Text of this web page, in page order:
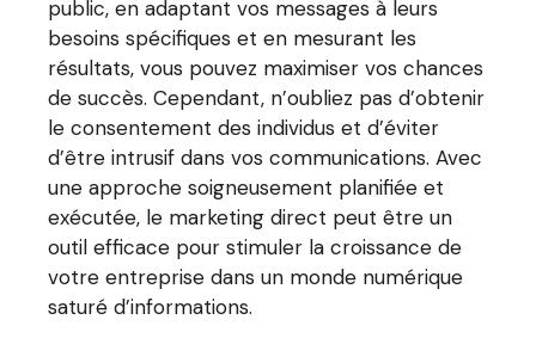
public, en adaptant vos messages à leurs
besoins spécifiques et en mesurant les
résultats, vous pouvez maximiser vos chances
de succès. Cependant, n’oubliez pas d’obtenir
le consentement des individus et d’éviter
d’être intrusif dans vos communications. Avec
une approche soigneusement planifiée et
exécutée, le marketing direct peut être un
outil efficace pour stimuler la croissance de
votre entreprise dans un monde numérique
saturé d’informations.